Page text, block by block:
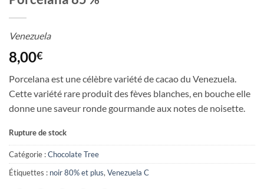
Venezuela
8,00€
Porcelana est unecélèbre variété de cacao du Venezuela.
Cette variété rare produit des fèves blanches, en bouche elle
donne une saveur ronde gourmande aux notes de noisette.
Rupture de stock
Catégorie :Chocolate Tree
Étiquettes : noir 80% et plus, Venezuela C